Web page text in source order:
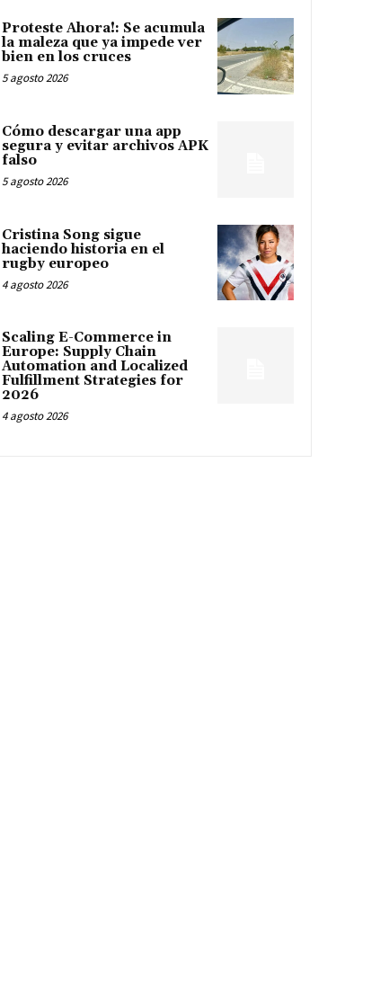
Proteste Ahora!: Se acumula
la maleza que ya impede ver
bien en los cruces
5 agosto 2026
Cómo descargar una app
segura y evitar archivos APK
falso
5 agosto 2026
Cristina Song sigue
haciendo historia en el
rugby europeo
4 agosto 2026
Scaling E-Commerce in
Europe: Supply Chain
Automation and Localized
Fulfillment Strategies for
2026
4 agosto 2026